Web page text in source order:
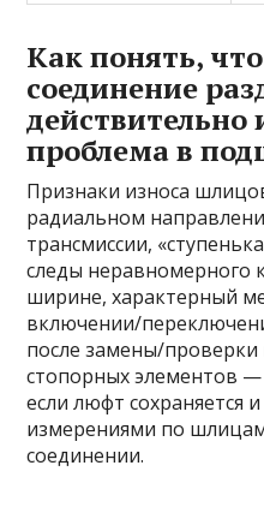
Как понять,
соединение
действительно
проблема в
Признаки износа
радиальном
трансмиссии,
следы неравномерного
ширине, характерный
включении/
после замены/
стопорных элементов
если люфт сохраняется
измерениями по
соединении.